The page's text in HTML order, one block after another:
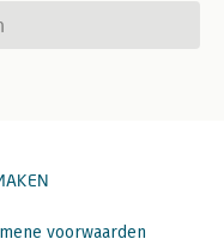
voorwaarden